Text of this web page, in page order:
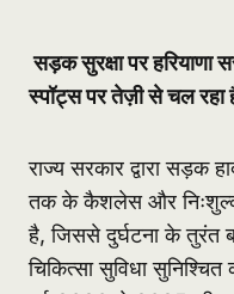
सड़क सुरक्षा पर
स्पॉट्स पर तेज़ी से चल रहा
राज्य सरकार द्वारा सड़क
तक के कैशलेस और निःशुल्क
है, जिससे दुर्घटना के तुरंत
चिकित्सा सुविधा